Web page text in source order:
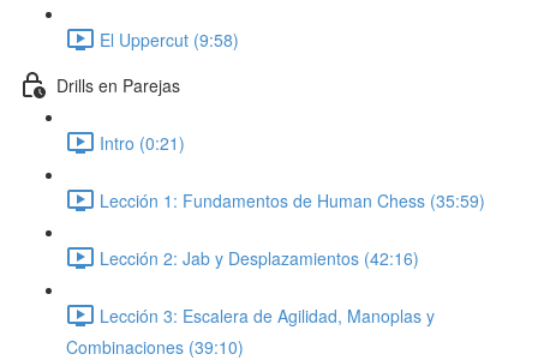
El Uppercut (9:58)
Drills en Parejas
Intro (0:21)
Lección 1: Fundamentos de Human Chess (35:59)
Lección 2: Jab y Desplazamientos (42:16)
Lección 3: Escalera de Agilidad, Manoplas y
Combinaciones (39:10)